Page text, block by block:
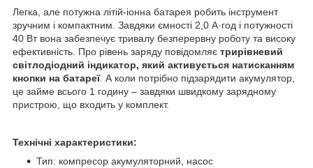
Легка, але потужна літій-іонна батарея робить інструмент
зручним і компактним. Завдяки ємності 2,0 А·год і потужності
40 Вт вона забезпечує тривалу безперервну роботу та високу
ефективність. Про рівень заряду повідомляє трирівневий
світлодіодний індикатор, який активується натисканням
кнопки на батареї. А коли потрібно підзарядити акумулятор,
це займе всього 1 годину – завдяки швидкому зарядному
пристрою, що входить у комплект.
Технічні характеристики:
Тип: компресор акумуляторний, насос